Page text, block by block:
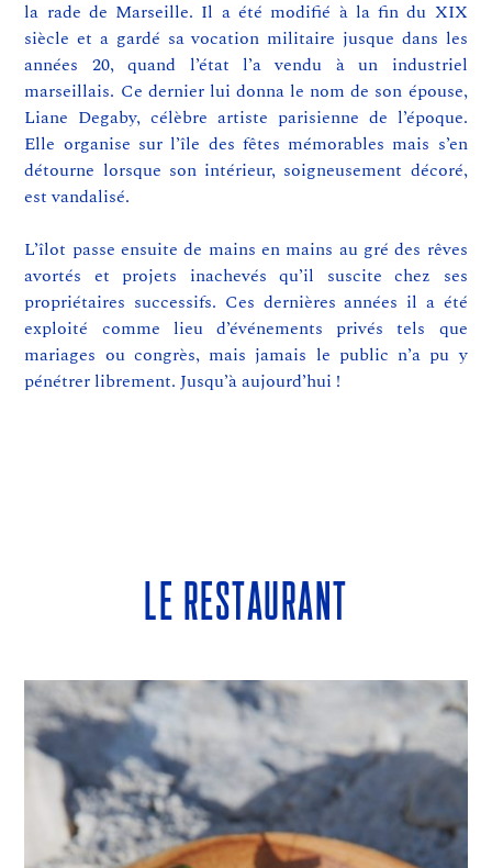
la rade de Marseille. Il a été modifié à la fin du XIX
siècle et a gardé sa vocation militaire jusque dans les
années 20, quand l’état l’a vendu à un industriel
marseillais. Ce dernier lui donna le nom de son épouse,
Liane Degaby, célèbre artiste parisienne de l’époque.
Elle organise sur l’île des fêtes mémorables mais s’en
détourne lorsque son intérieur, soigneusement décoré,
est vandalisé.
L’îlot passe ensuite de mains en mains au gré des rêves
avortés et projets inachevés qu’il suscite chez ses
propriétaires successifs. Ces dernières années il a été
exploité comme lieu d’événements privés tels que
mariages ou congrès, mais jamais le public n’a pu y
pénétrer librement. Jusqu’à aujourd’hui !
Le restaurant